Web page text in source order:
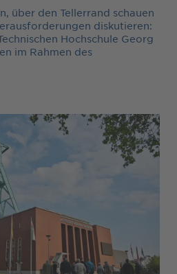
über den Tellerrand schauen
diskutieren:
Hochschule Georg
im Rahmen des